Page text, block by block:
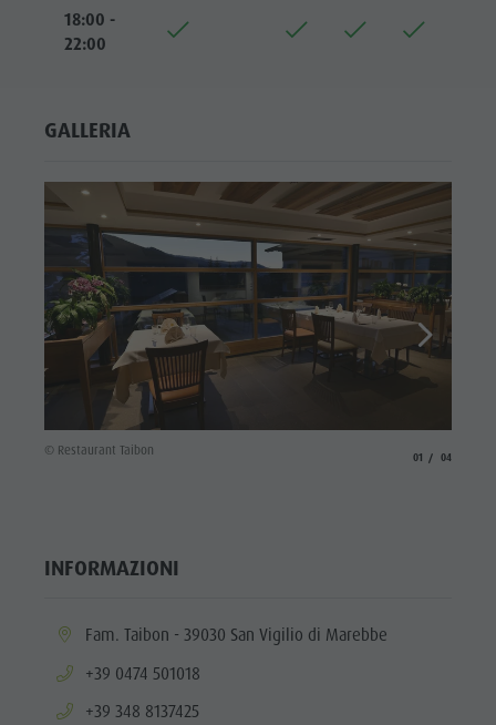
attrazioni
18:00 -
22:00
GALLERIA
© Restaurant Taibon
01 04
INFORMAZIONI
aria.location:
Fam. Taibon - 39030 San Vigilio di Marebbe
aria.phone:
+39 0474 501018
aria.phone:
+39 348 8137425